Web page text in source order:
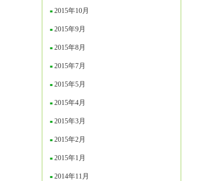
2015年10月
2015年9月
2015年8月
2015年7月
2015年5月
2015年4月
2015年3月
2015年2月
2015年1月
2014年11月